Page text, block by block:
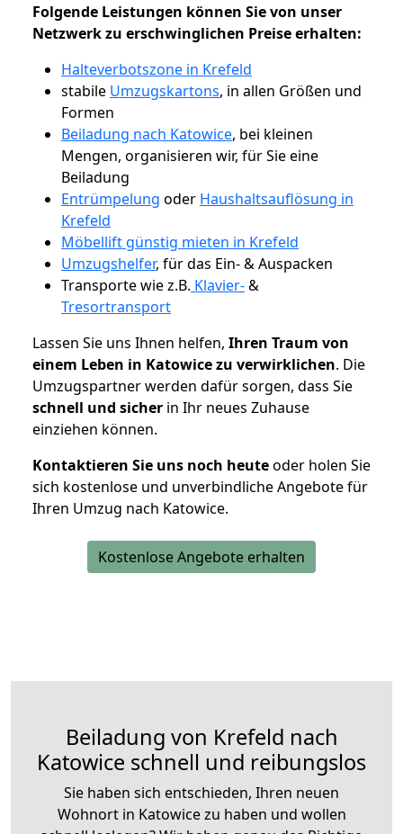
Folgende Leistungen können Sie von unser
Netzwerk zu erschwinglichen Preise erhalten:
Halteverbotszone in Krefeld
stabile Umzugskartons, in allen Größen und
Formen
Beiladung nach Katowice, bei kleinen
Mengen, organisieren wir, für Sie eine
Beiladung
Entrümpelung oder Haushaltsauflösung in
Krefeld
Möbellift günstig mieten in Krefeld
Umzugshelfer, für das Ein- & Auspacken
Transporte wie z.B. Klavier-&
Tresortransport
Lassen Sie uns Ihnen helfen, Ihren Traum von
einem Leben in Katowice zu verwirklichen. Die
Umzugspartner werden dafür sorgen, dass Sie
schnell und sicher in Ihr neues Zuhause
einziehen können.
Kontaktieren Sie uns noch heuteoder holen Sie
sich kostenlose und unverbindliche Angebote für
Ihren Umzug nach Katowice.
Kostenlose Angebote erhalten
Beiladung von Krefeld nach
Katowice schnell und reibungslos
Sie haben sich entschieden, Ihren neuen
Wohnort in Katowice zu haben und wollen